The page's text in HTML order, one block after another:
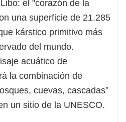
el "corazón de la
una superficie de 21.285
kárstico primitivo más
del mundo.
acuático de
la combinación de
cuevas, cascadas”
un sitio de la UNESCO.